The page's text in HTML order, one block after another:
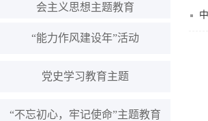
会主义思想主题教育
“能力作风建设年”活动
党史学习教育主题
“不忘初心，牢记使命”主题教育